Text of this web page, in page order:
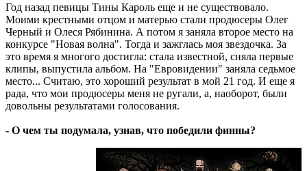
Год назад певицы Тины Кароль еще и не существовало.
Моими крестными отцом и матерью стали продюсеры Олег
Черный и Олеся Рябинина. А потом я заняла второе место на
конкурсе "Новая волна". Тогда и зажглась моя звездочка. За
это время я многого достигла: стала известной, сняла первые
клипы, выпустила альбом. На "Евровидении" заняла седьмое
место... Считаю, это хороший результат в мой 21 год. И еще я
рада, что мои продюсеры меня не ругали, а, наоборот, были
довольны результатами голосования.
- О чем ты подумала, узнав, что победили финны?